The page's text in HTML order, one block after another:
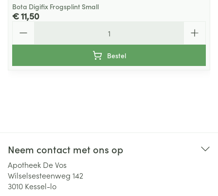
Bota Digifix Frogsplint Small
€ 11,50
Bestel
Neem contact met ons op
Apotheek De Vos
Wilselsesteenweg 142
3010 Kessel-lo